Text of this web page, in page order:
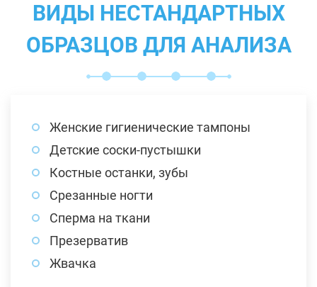
ВИДЫ НЕСТАНДАРТНЫХ
ОБРАЗЦОВ ДЛЯ АНАЛИЗА
Женские гигиенические тампоны
Детские соски-пустышки
Костные останки, зубы
Срезанные ногти
Сперма на ткани
Презерватив
Жвачка